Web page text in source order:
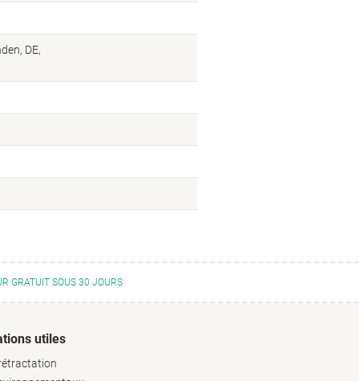
DE,
GRATUIT SOUS 30 JOURS
utiles